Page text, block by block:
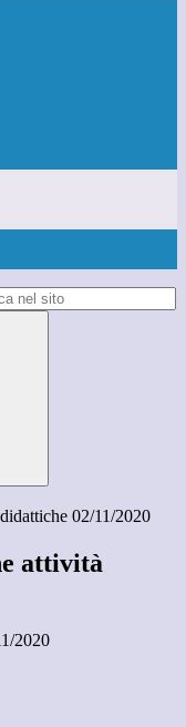
02/11/2020
attività
2020